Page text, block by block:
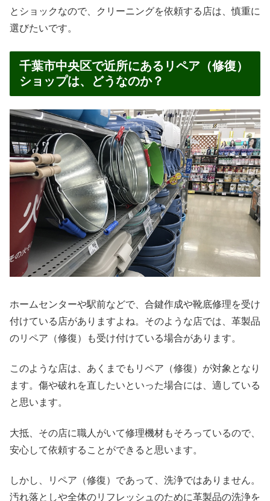
とショックなので、クリーニングを依頼する店は、慎重に
選びたいです。
千葉市中央区で近所にあるリペア（修復）
ショップは、どうなのか？
ホームセンターや駅前などで、合鍵作成や靴底修理を受け
付けている店がありますよね。そのような店では、革製品
のリペア（修復）も受け付けている場合があります。
このような店は、あくまでもリペア（修復）が対象となり
ます。傷や破れを直したいといった場合には、適している
と思います。
大抵、その店に職人がいて修理機材もそろっているので、
安心して依頼することができると思います。
しかし、リペア（修復）であって、洗浄ではありません。
汚れ落としや全体のリフレッシュのために革製品の洗浄を